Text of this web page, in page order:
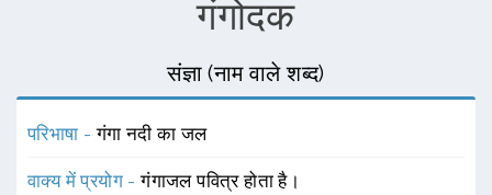
गंगोदक
संज्ञा (नाम वाले शब्द)
परिभाषा -गंगा नदी का जल
वाक्य में प्रयोग -गंगाजल पवित्र होता है।